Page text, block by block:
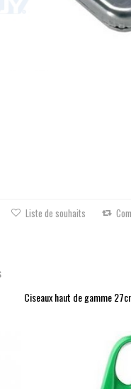
Liste de souhaits
Ciseaux haut de gamme